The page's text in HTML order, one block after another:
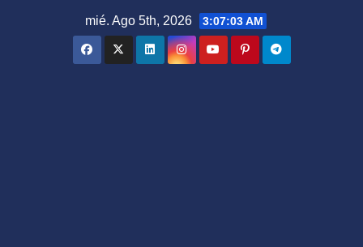
mié. Ago 5th, 2026 3:07:04 AM